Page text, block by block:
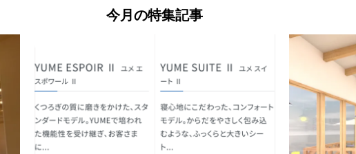
今月の特集記事